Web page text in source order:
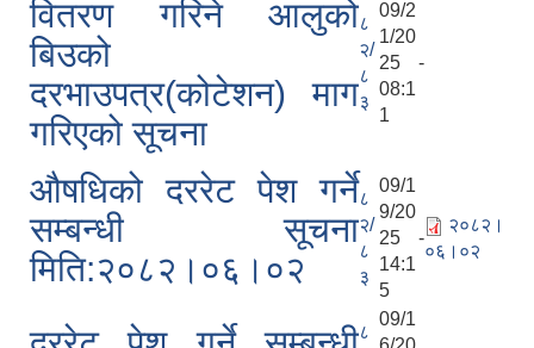
वितरण गरिने आलुको
बिउको
दरभाउपत्र(कोटेशन) माग
गरिएको सूचना
८
२/
८
३
09/2
1/20
25 -
08:1
1
औषधिको दररेट पेश गर्ने
सम्बन्धी सूचना
मिति:२०८२।०६।०२
८
२/
८
३
09/1
9/20
25 -
14:1
5
२०८२।
०६।०२
८
09/1